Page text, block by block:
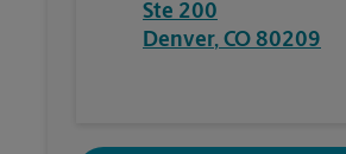
Ste 200
Denver, CO 80209